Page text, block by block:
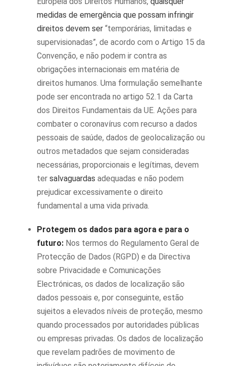
medidas de emergência que possam infringir
direitos devem ser “temporárias, limitadas e
supervisionadas”, de acordo com o Artigo 15 da
Convenção, e não podem ir contra as
obrigações internacionais em matéria de
direitos humanos. Uma formulação semelhante
pode ser encontrada no artigo 52.1 da Carta
dos Direitos Fundamentais da UE. Ações para
combater o coronavírus com recurso a dados
pessoais de saúde, dados de geolocalização ou
outros metadados que sejam consideradas
necessárias, proporcionais e legítimas, devem
ter salvaguardas adequadas e não podem
prejudicar excessivamente o direito
fundamental a uma vida privada.
Protegem os dados para agora e para o
futuro: Nos termos do Regulamento Geral de
Protecção de Dados (RGPD) e da Directiva
sobre Privacidade e Comunicações
Electrónicas, os dados de localização são
dados pessoais e, por conseguinte, estão
sujeitos a elevados níveis de proteção, mesmo
quando processados por autoridades públicas
ou empresas privadas. Os dados de localização
que revelam padrões de movimento de